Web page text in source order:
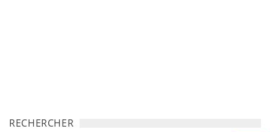
RECHERCHER